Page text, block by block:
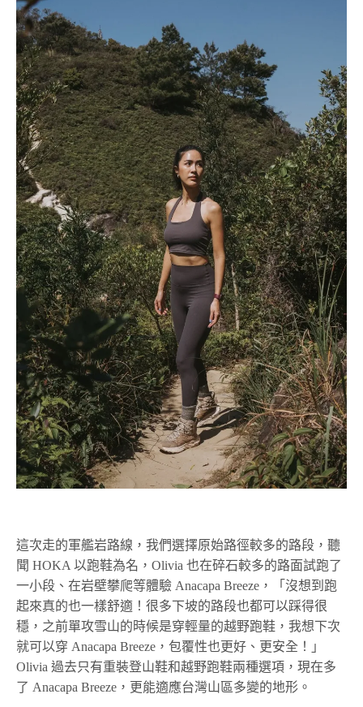
這次走的軍艦岩路線，我們選擇原始路徑較多的路段，聽
聞 HOKA 以跑鞋為名，Olivia 也在碎石較多的路面試跑了
一小段、在岩壁攀爬等體驗 Anacapa Breeze，「沒想到跑
起來真的也一樣舒適！很多下坡的路段也都可以踩得很
穩，之前單攻雪山的時候是穿輕量的越野跑鞋，我想下次
就可以穿 Anacapa Breeze，包覆性也更好、更安全！」
Olivia 過去只有重裝登山鞋和越野跑鞋兩種選項，現在多
了 Anacapa Breeze，更能適應台灣山區多變的地形。